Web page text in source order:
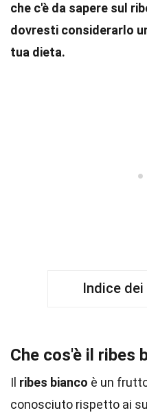
che c'è da sapere sul
dovresti considerarlo
tua dieta.
Indice
Che cos'è il ribes
Il ribes bianco è un
conosciuto rispetto ai